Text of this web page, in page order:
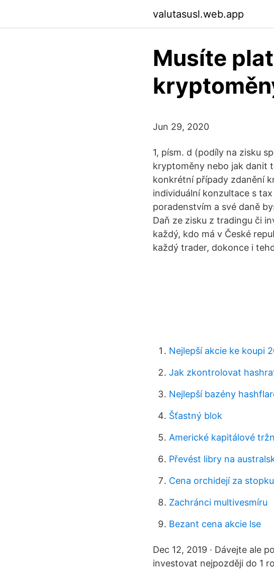
valutasusl.web.app
Musíte
Jun 29, 2020
1, písm. d (podíly na zisku
kryptoměny nebo jak danit
konkrétní případy zdanění
individuální konzultace s
poradenstvím a své daně
Daň ze zisku z tradingu či
každý, kdo má v České
každý trader, dokonce i
Nejlepší akcie ke koupi
Jak zkontrolovat
Nejlepší bazény
Šťastný blok
Americké kapitálové
Převést libry na
Cena orchidejí za stopku
Zachránci multivesmíru
Bezant cena akcie lse
Dec 12, 2019 · Dávejte ale
investovat nejpozději do 1